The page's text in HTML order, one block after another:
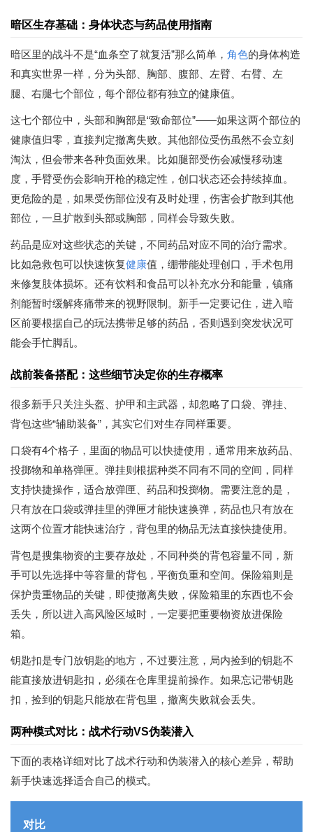
暗区生存基础：身体状态与药品使用指南
暗区里的战斗不是“血条空了就复活”那么简单， 角色的身体构造
和真实世界一样，分为头部、胸部、腹部、左臂、右臂、左
腿、右腿七个部位，每个部位都有独立的健康值。
这七个部位中，头部和胸部是“致命部位”——如果这两个部位的
健康值归零，直接判定撤离失败。其他部位受伤虽然不会立刻
淘汰，但会带来各种负面效果。比如腿部受伤会减慢移动速
度，手臂受伤会影响开枪的稳定性，创口状态还会持续掉血。
更危险的是，如果受伤部位没有及时处理，伤害会扩散到其他
部位，一旦扩散到头部或胸部，同样会导致失败。
药品是应对这些状态的关键，不同药品对应不同的治疗需求。
比如急救包可以快速恢复健康值，绷带能处理创口，手术包用
来修复肢体损坏。还有饮料和食品可以补充水分和能量，镇痛
剂能暂时缓解疼痛带来的视野限制。新手一定要记住，进入暗
区前要根据自己的玩法携带足够的药品，否则遇到突发状况可
能会手忙脚乱。
战前装备搭配：这些细节决定你的生存概率
很多新手只关注头盔、护甲和主武器，却忽略了口袋、弹挂、
背包这些“辅助装备”，其实它们对生存同样重要。
口袋有4个格子，里面的物品可以快捷使用，通常用来放药品、
投掷物和单格弹匣。弹挂则根据种类不同有不同的空间，同样
支持快捷操作，适合放弹匣、药品和投掷物。需要注意的是，
只有放在口袋或弹挂里的弹匣才能快速换弹，药品也只有放在
这两个位置才能快速治疗，背包里的物品无法直接快捷使用。
背包是搜集物资的主要存放处，不同种类的背包容量不同，新
手可以先选择中等容量的背包，平衡负重和空间。保险箱则是
保护贵重物品的关键，即使撤离失败，保险箱里的东西也不会
丢失，所以进入高风险区域时，一定要把重要物资放进保险
箱。
钥匙扣是专门放钥匙的地方，不过要注意，局内捡到的钥匙不
能直接放进钥匙扣，必须在仓库里提前操作。如果忘记带钥匙
扣，捡到的钥匙只能放在背包里，撤离失败就会丢失。
两种模式对比：战术行动VS伪装潜入
下面的表格详细对比了战术行动和伪装潜入的核心差异，帮助
新手快速选择适合自己的模式。
对比